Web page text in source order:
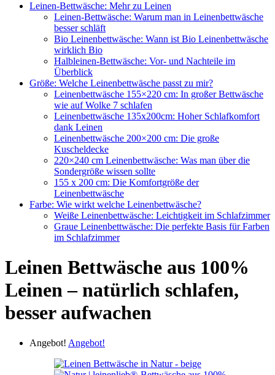
Leinen-Bettwäsche: Mehr zu Leinen
Leinen-Bettwäsche: Warum man in Leinenbettwäsche
besser schläft
Bio Leinenbettwäsche: Wann ist Bio Leinenbettwäsche
wirklich Bio
Halbleinen-Bettwäsche: Vor- und Nachteile im
Überblick
Größe: Welche Leinenbettwäsche passt zu mir?
Leinenbettwäsche 155×220 cm: In großer Bettwäsche
wie auf Wolke 7 schlafen
Leinenbettwäsche 135x200cm: Hoher Schlafkomfort
dank Leinen
Leinenbettwäsche 200×200 cm: Die große
Kuscheldecke
220×240 cm Leinenbettwäsche: Was man über die
Sondergröße wissen sollte
155 x 200 cm: Die Komfortgröße der
Leinenbettwäsche
Farbe: Wie wirkt welche Leinenbettwäsche?
Weiße Leinenbettwäsche: Leichtigkeit im Schlafzimmer
Graue Leinenbettwäsche: Die perfekte Basis für Farben
im Schlafzimmer
Leinen Bettwäsche aus 100%
Leinen – natürlich schlafen,
besser aufwachen
Angebot! Angebot!